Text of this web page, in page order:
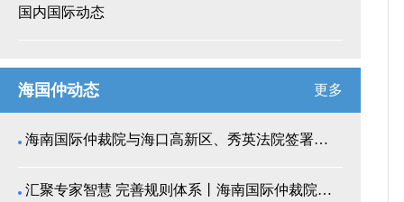
国内国际动态
海国仲动态 更多
海南国际仲裁院与海口高新区、秀英法院签署商事纠纷多...
汇聚专家智慧 完善规则体系丨海南国际仲裁院召开仲裁...